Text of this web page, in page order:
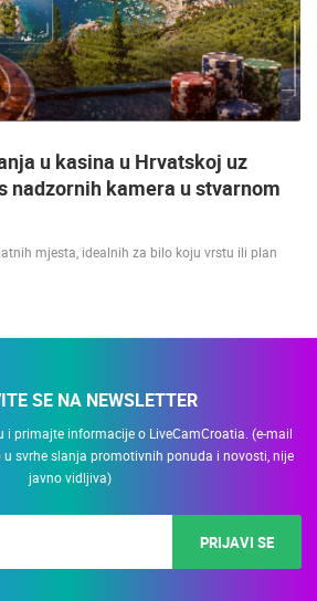
u kasina u Hrvatskoj uz
nadzornih kamera u stvarnom
mjesta, idealnih za bilo koju vrstu ili plan
SE NA NEWSLETTER
i primajte informacije o LiveCamCroatia. (e-mail
svrhe slanja promotivnih ponuda i novosti, nije
javno vidljiva)
PRIJAVI SE